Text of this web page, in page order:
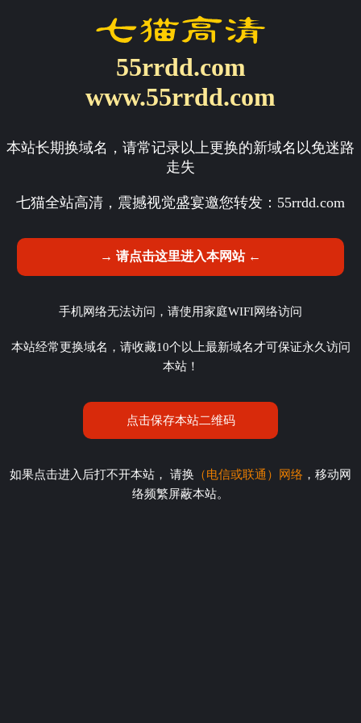
55rrdd.com
www.55rrdd.com
本站长期换域名，请常记录以上更换的新域名以免迷路
走失
七猫全站高清，震撼视觉盛宴邀您转发： 55rrdd.com
→ 请点击这里进入本网站 ←
手机网络无法访问，请使用家庭WIFI网络访问
本站经常更换域名，请收藏10个以上最新域名才可保证永久访问
本站！
点击保存本站二维码
如果点击进入后打不开本站， 请换 （电信或联通）网络 ，移动网
络频繁屏蔽本站。